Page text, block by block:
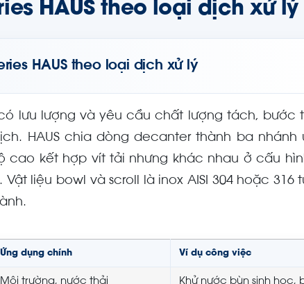
HAUS theo loại dịch xử lý
HAUS theo loại dịch xử lý
lưu lượng và yêu cầu chất lượng tách, bước
HAUS chia dòng decanter thành ba
cao kết hợp vít tải nhưng khác nhau ở cấu
Vật liệu bowl và scroll là inox AISI 304 hoặc
Ứng dụng chính Ví dụ công việc
Môi trường, nước thải Khử nước bùn sinh học,